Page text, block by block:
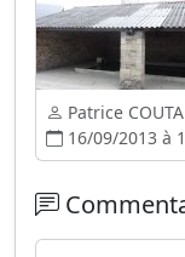
Patrice
16/09/2013 à